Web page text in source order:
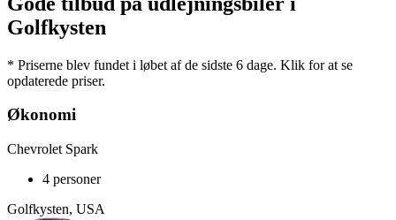
Golfkysten
* Priserne blev fundet i løbet af de sidste 6 dage. Klik for at se
opdaterede priser.
Økonomi
Chevrolet Spark
4 personer
Golfkysten, USA